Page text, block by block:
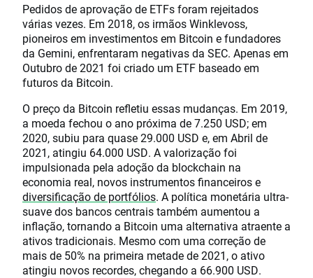
Pedidos de aprovação de ETFs foram rejeitados
várias vezes. Em 2018, os irmãos Winklevoss,
pioneiros em investimentos em Bitcoin e fundadores
da Gemini, enfrentaram negativas da SEC. Apenas em
Outubro de 2021 foi criado um ETF baseado em
futuros da Bitcoin.
O preço da Bitcoin refletiu essas mudanças. Em 2019,
a moeda fechou o ano próxima de 7.250 USD; em
2020, subiu para quase 29.000 USD e, em Abril de
2021, atingiu 64.000 USD. A valorização foi
impulsionada pela adoção da blockchain na
economia real, novos instrumentos financeiros e
diversificação de portfólios. A política monetária ultra-
suave dos bancos centrais também aumentou a
inflação, tornando a Bitcoin uma alternativa atraente a
ativos tradicionais. Mesmo com uma correção de
mais de 50% na primeira metade de 2021, o ativo
atingiu novos recordes, chegando a 66.900 USD.